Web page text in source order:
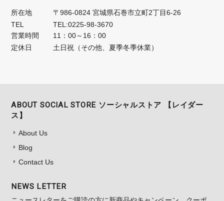
所在地
〒986-0824 宮城県石巻市立町2丁目6-26
TEL
TEL:0225-98-3670
営業時間
11：00～16：00
定休日
土日祝（その他、夏季冬季休業）
ABOUT SOCIAL STORE ソーシャルストア 【レイダー
ス】
About Us
Blog
Contact Us
NEWS LETTER